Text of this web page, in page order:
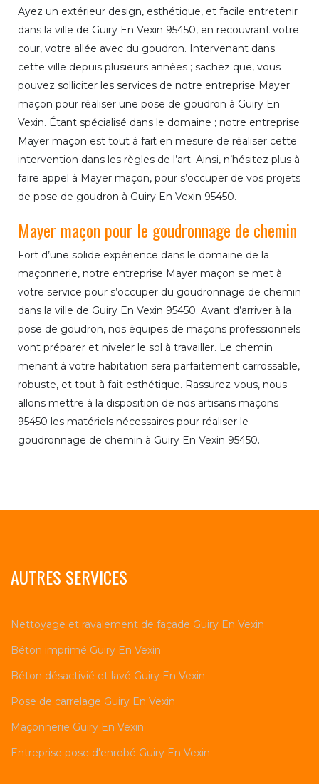
Ayez un extérieur design, esthétique, et facile entretenir
dans la ville de Guiry En Vexin 95450, en recouvrant votre
cour, votre allée avec du goudron. Intervenant dans
cette ville depuis plusieurs années ; sachez que, vous
pouvez solliciter les services de notre entreprise Mayer
maçon pour réaliser une pose de goudron à Guiry En
Vexin. Étant spécialisé dans le domaine ; notre entreprise
Mayer maçon est tout à fait en mesure de réaliser cette
intervention dans les règles de l’art. Ainsi, n’hésitez plus à
faire appel à Mayer maçon, pour s’occuper de vos projets
de pose de goudron à Guiry En Vexin 95450.
Mayer maçon pour le goudronnage de chemin
Fort d’une solide expérience dans le domaine de la
maçonnerie, notre entreprise Mayer maçon se met à
votre service pour s’occuper du goudronnage de chemin
dans la ville de Guiry En Vexin 95450. Avant d’arriver à la
pose de goudron, nos équipes de maçons professionnels
vont préparer et niveler le sol à travailler. Le chemin
menant à votre habitation sera parfaitement carrossable,
robuste, et tout à fait esthétique. Rassurez-vous, nous
allons mettre à la disposition de nos artisans maçons
95450 les matériels nécessaires pour réaliser le
goudronnage de chemin à Guiry En Vexin 95450.
AUTRES SERVICES
Nettoyage et ravalement de façade Guiry En Vexin
Béton imprimé Guiry En Vexin
Béton désactivié et lavé Guiry En Vexin
Pose de carrelage Guiry En Vexin
Maçonnerie Guiry En Vexin
Entreprise pose d'enrobé Guiry En Vexin